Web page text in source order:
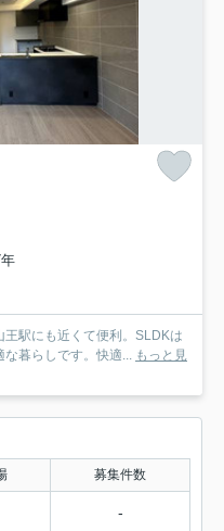
駅にも近くて便利。SLDKは
暮らしです。快適... もっと見
募集件数
-